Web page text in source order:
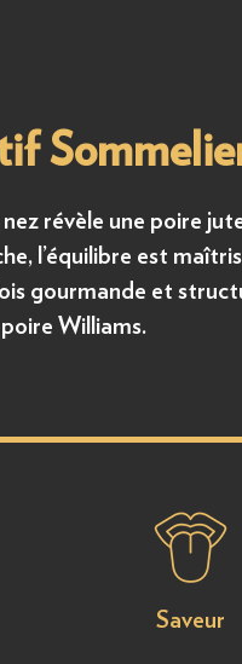
révèle une poire
l’équilibre est
gourmande et
Williams.
Saveur